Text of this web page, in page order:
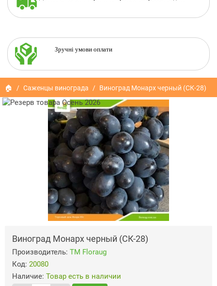
Зручні умови оплати
🏠 Саженцы винограда Виноград Монарх черный (СК-28)
Виноград Монарх черный (СК-28)
Производитель: ТМ Floraug
Код: 20080
Наличие: Товар есть в наличии